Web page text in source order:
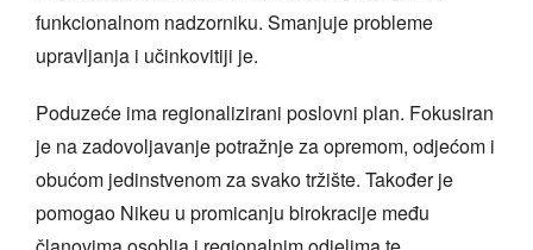
funkcionalnom nadzorniku. Smanjuje probleme
upravljanja i učinkovitiji je.
Poduzeće ima regionalizirani poslovni plan. Fokusiran
je na zadovoljavanje potražnje za opremom, odjećom i
obućom jedinstvenom za svako tržište. Također je
pomogao Nikeu u promicanju birokracije među